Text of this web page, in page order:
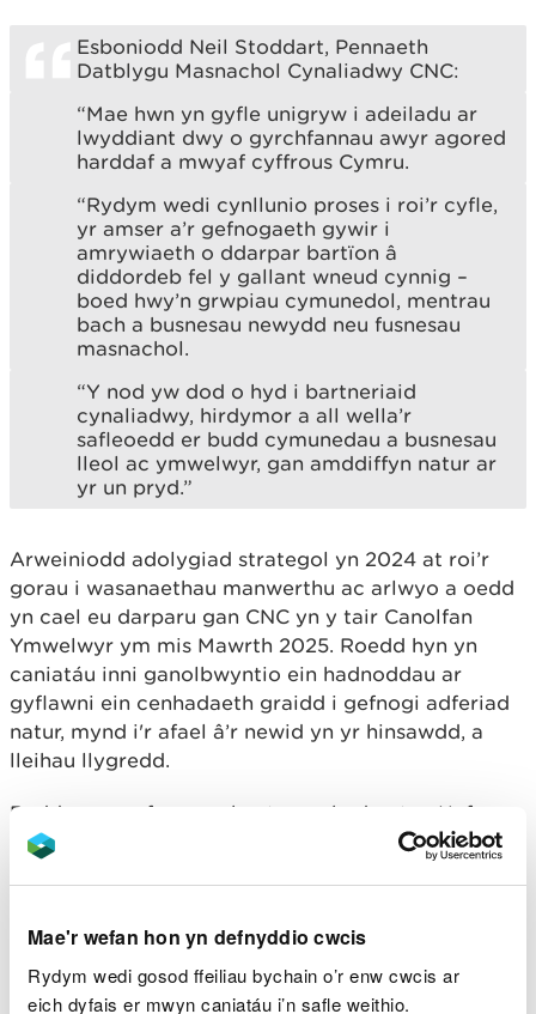
Mae'r wefan hon yn defnyddio cwcis
Rydym wedi gosod ffeiliau bychain o’r enw cwcis ar
eich dyfais er mwyn caniatáu i’n safle weithio.
Esboniodd Neil Stoddart, Pennaeth
Datblygu Masnachol Cynaliadwy CNC:
“Mae hwn yn gyfle unigryw i adeiladu ar
lwyddiant dwy o gyrchfannau awyr agored
harddaf a mwyaf cyffrous Cymru.
“Rydym wedi cynllunio proses i roi’r cyfle,
yr amser a’r gefnogaeth gywir i
amrywiaeth o ddarpar bartïon â
diddordeb fel y gallant wneud cynnig –
boed hwy’n grwpiau cymunedol, mentrau
bach a busnesau newydd neu fusnesau
masnachol.
“Y nod yw dod o hyd i bartneriaid
cynaliadwy, hirdymor a all wella’r
safleoedd er budd cymunedau a busnesau
lleol ac ymwelwyr, gan amddiffyn natur ar
yr un pryd.”
Arweiniodd adolygiad strategol yn 2024 at roi’r
gorau i wasanaethau manwerthu ac arlwyo a oedd
yn cael eu darparu gan CNC yn y tair Canolfan
Ymwelwyr ym mis Mawrth 2025. Roedd hyn yn
caniatáu inni ganolbwyntio ein hadnoddau ar
gyflawni ein cenhadaeth graidd i gefnogi adferiad
natur, mynd i'r afael â’r newid yn yr hinsawdd, a
lleihau llygredd.
Bydd yr ymarfer marchnata yn rhedeg tan Haf
2026 er mwyn caniatáu deialog gystadleuol gan
ymgynghorydd eiddo tirol masnachol.
Meddai Neil: